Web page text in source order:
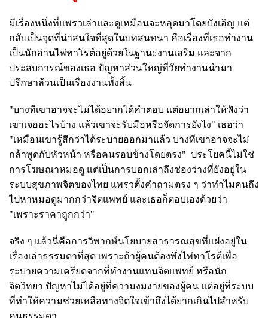
มีเรื่องหนึ่งที่แพรวเล่าและดูเหมือนจะหลุดมาโดยบังเอิญ แต่
กลับเป็นจุดที่น่าสนใจที่สุดในบทสนทนา คือเรื่องที่เธอทำงาน
เป็นนักอ่านไพ่ทาโรต์อยู่ด้วยในฐานะงานเสริม และจาก
ประสบการณ์ของเธอ ปัญหาส่วนใหญ่ที่วัยทำงานนำมา
ปรึกษาล้วนเป็นเรื่องงานทั้งสิ้น
"บางทีเขาอาจจะไม่ได้อยากได้คำตอบ แต่อยากเล่าให้ฟังว่า
เขาเจออะไรบ้าง แล้วเขาจะรับมือหรือจัดการยังไง" เธอว่า
"เหมือนเขารู้สึกว่าได้ระบายออกมาแล้ว บางทีเขาอาจจะไม่
กล้าพูดกับหัวหน้า หรือคนรอบข้างโดยตรง" ประโยคนี้ไม่ใช่
การโฆษณาหมอดู แต่เป็นการบอกเล่าถึงช่องว่างที่ยังอยู่ใน
ระบบสุขภาพจิตของไทย แพรวตั้งคำถามตรง ๆ ว่าทำไมคนถึง
ไปหาหมอดูมากกว่าจิตแพทย์ และเธอก็ตอบเองด้วยว่า
"เพราะราคาถูกกว่า"
จริง ๆ แล้วนี่คือการวิพากษ์นโยบายสาธารณสุขที่แฝงอยู่ใน
เรื่องเล่าธรรมดาที่สุด เพราะถ้าผู้คนต้องพึ่งไพ่ทาโรต์เพื่อ
ระบายความเครียดจากที่ทำงานแทนจิตแพทย์ หรือนัก
จิตวิทยา ปัญหาไม่ได้อยู่ที่ความงมงายของผู้คน แต่อยู่ที่ระบบ
ที่ทำให้ความช่วยเหลือทางจิตใจเข้าถึงได้ยากเกินไปสำหรับ
คนธรรมดา